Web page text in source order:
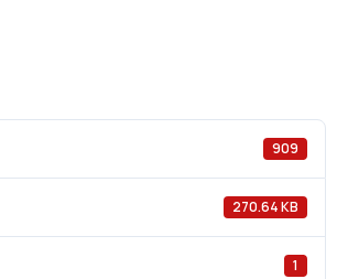
909
270.64 KB
1